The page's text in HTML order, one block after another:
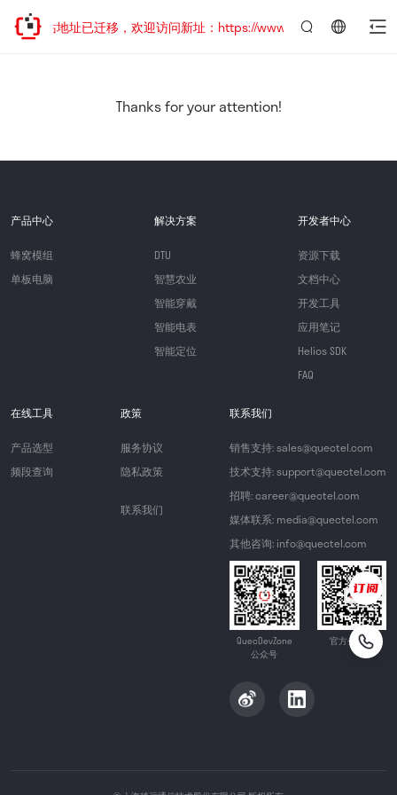
网站地址已迁移，欢迎访问新址：https://www.quectel.com.cn
Thanks for your attention!
产品中心
蜂窝模组
单板电脑
解决方案
DTU
智慧农业
智能穿戴
智能电表
智能定位
开发者中心
资源下载
文档中心
开发工具
应用笔记
Helios SDK
FAQ
在线工具
产品选型
频段查询
政策
服务协议
隐私政策
联系我们
联系我们
销售支持: sales@quectel.com
技术支持: support@quectel.com
招聘: career@quectel.com
媒体联系: media@quectel.com
其他咨询: info@quectel.com
QuecDevZone
公众号
官方公众号